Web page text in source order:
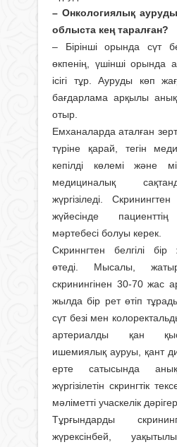
– Онкологиялық
облыста кең таралған?
– Бірінші орында сүт
өкпенің, үшінші орында
ісігі тұр. Ауруды көп
бағдарлама арқылы
отыр.
Емханаларда аталған
түріне қарай, тегін
кепілді көлемі және
медициналық
жүргізіледі.
жүйесінде пациенттің
мәртебесі болуы керек.
Скриннгтен белгілі
өтеді. Мысалы,
скринингінен 30-70 жас
жылда бір рет өтіп
сүт безі мен
артериалды қан
ишемиялық ауруы, қант
ерте сатысында
жүргізілетін скрингтік
мәліметті учаскелік
Тұрғындарды
жүрексінбей,